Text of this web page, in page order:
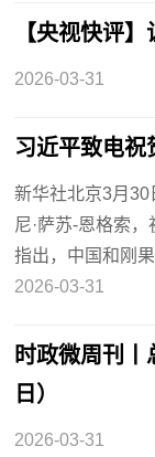
【央视快评
2026-03-31
习近平致电祝
新华社北京3月
尼·萨苏-恩格索
指出，中国和刚
2026-03-31
时政微周刊
日）
2026-03-31